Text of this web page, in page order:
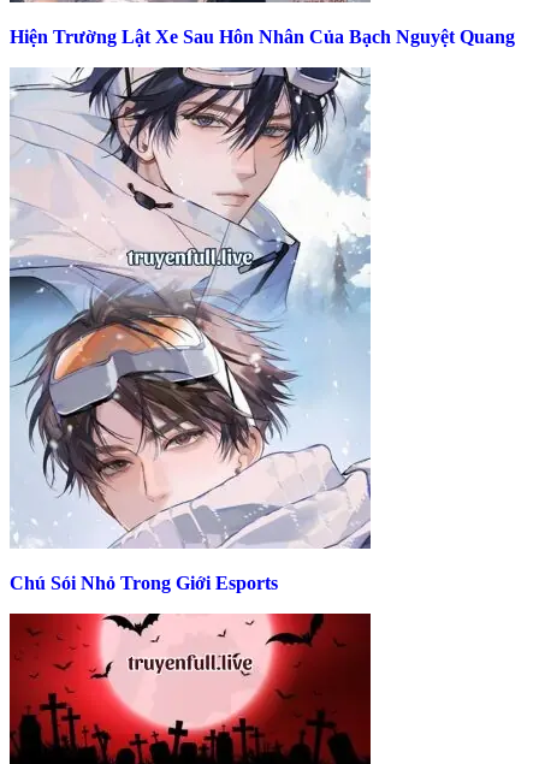
Hiện Trường Lật Xe Sau Hôn Nhân Của Bạch Nguyệt Quang
Chú Sói Nhỏ Trong Giới Esports